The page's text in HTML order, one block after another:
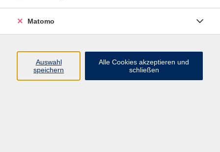
Matomo
Auswahl
speichern
Alle Cookies akzeptieren und
schließen